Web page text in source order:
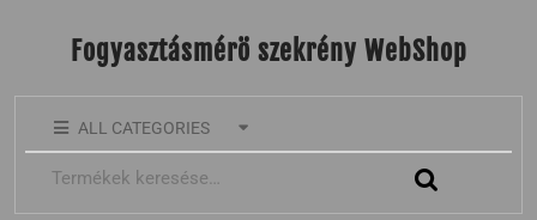
Fogyasztásmérö szekrény WebShop
ALL CATEGORIES